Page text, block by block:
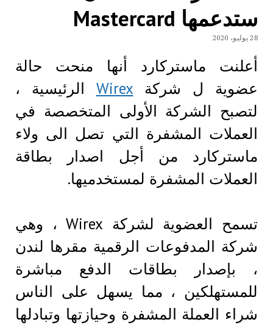
ستدعمها Mastercard
28 يوليو، 2020
أعلنت ماستركارد أنها منحت حالة
عضوية ل شركة Wirex الرئيسية ،
لتصبح الشركة الأولى المتخصصة في
العملات المشفرة التي تصل الى ولاء
ماستركارد من أجل اصدار بطاقة
العملات المشفرة لمستخدميها.
تسمح العضوية لشركة Wirex ، وهي
شركة المدفوعات الرقمية مقرها لندن
، بإصدار بطاقات الدفع مباشرة
للمستهلكين ، مما يسهل على الناس
شراء العملة المشفرة وحيازتها وتبادلها